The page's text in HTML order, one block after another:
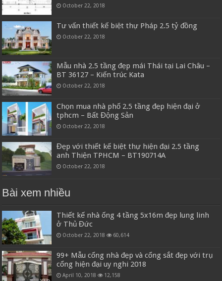
October 22, 2018
Tư vấn thiết kế biệt thự Pháp 2.5 tỷ đồng
October 22, 2018
Mẫu nhà 2.5 tầng đẹp mái Thái tại Lai Châu –
BT 36127 – Kiến trúc Kata
October 22, 2018
Chọn mua nhà phố 2.5 tầng đẹp hiện đại ở
tphcm – Bất Động Sản
October 22, 2018
Đẹp với thiết kế biệt thự hiện đại 2.5 tầng
anh Thiện TPHCM – BT190714A
October 22, 2018
Bài xem nhiều
Thiết kế nhà ống 4 tầng 5x16m đẹp lung linh
ở Thủ Đức
October 22, 2018 60,614
99+ Mẫu cổng nhà đẹp và cổng sắt đẹp với trụ
cổng hiện đại uy nghi 2018
April 10, 2018 12,158